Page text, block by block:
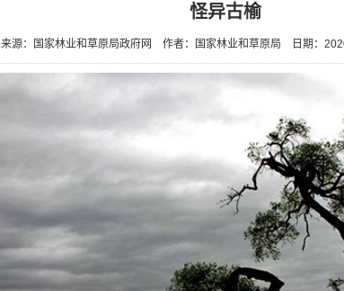
怪异古榆
来源：国家林业和草原局政府网 作者：国家林业和草原局 日期：